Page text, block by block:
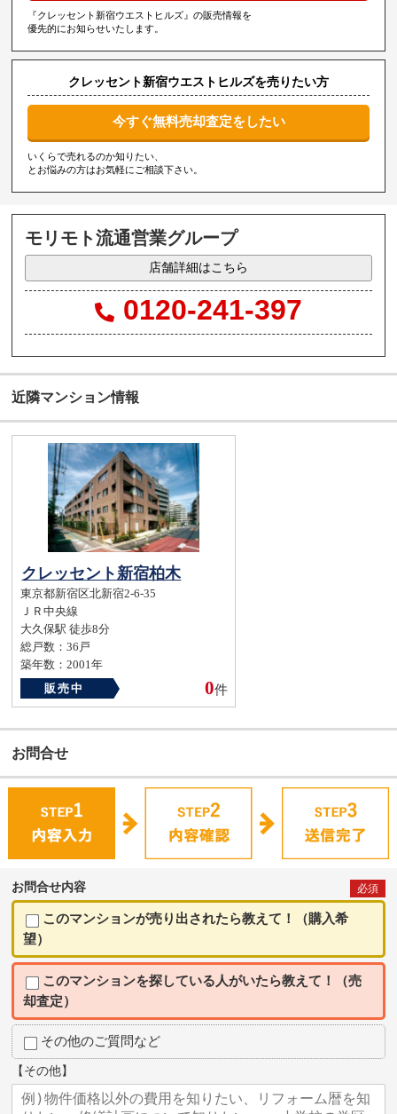
『クレッセント新宿ウエストヒルズ』の販売情報を
優先的にお知らせいたします。
クレッセント新宿ウエストヒルズを売りたい方
今すぐ無料売却査定をしたい
いくらで売れるのか知りたい、
とお悩みの方はお気軽にご相談下さい。
モリモト流通営業グループ
店舗詳細はこちら
0120-241-397
近隣マンション情報
クレッセント新宿柏木
東京都新宿区北新宿2-6-35
ＪＲ中央線
大久保駅 徒歩8分
総戸数：36戸
築年数：2001年
販売中
0件
お問合せ
お問合せ内容 必須
このマンションが売り出されたら教えて！（購入希
望）
このマンションを探している人がいたら教えて！（売
却査定）
その他のご質問など
【その他】